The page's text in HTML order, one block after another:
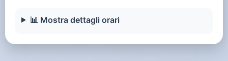
📊 Mostra dettagli orari